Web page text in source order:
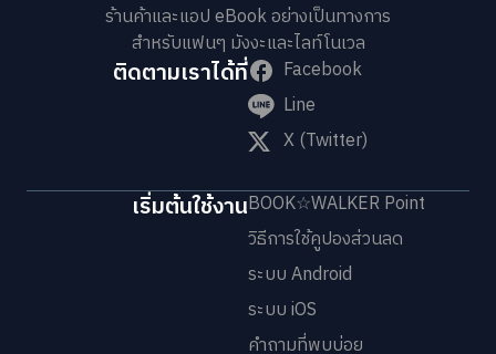
ร้านค้าและแอป eBook อย่างเป็นทางการ
สำหรับแฟนๆ มังงะและไลท์โนเวล
ติดตามเราได้ที่
Facebook
Line
X (Twitter)
เริ่มต้นใช้งานBOOK☆WALKER Point
วิธีการใช้คูปองส่วนลด
ระบบ Android
ระบบ iOS
คำถามที่พบบ่อย